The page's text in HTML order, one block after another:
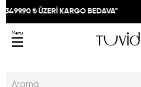
₺ ÜZERİ KARGO BEDAVA"
Menu